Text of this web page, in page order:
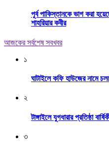
পূর্ব পাকিস্তানকে ভাগ করা
শাহরিয়ার কবীর
আজকের সর্বশেষ সবখবর
১
ঘাটাইলে কফি হাউজের নামে
২
টাঙ্গাইলে যুগধারার প্রতিষ্ঠা
৩